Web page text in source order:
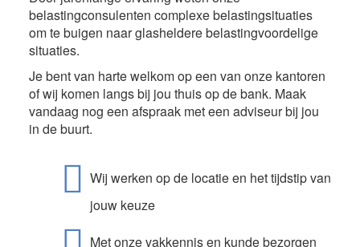
belastingconsulenten complexe belastingsituaties
om te buigen naar glasheldere belastingvoordelige
situaties.
Je bent van harte welkom op een van onze kantoren
of wij komen langs bij jou thuis op de bank. Maak
vandaag nog een afspraak met een adviseur bij jou
in de buurt.
Wij werken op de locatie en het tijdstip van
jouw keuze
Met onze vakkennis en kunde bezorgen